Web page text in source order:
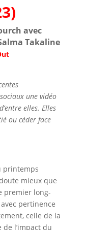
avec
Takaline
une vidéo
elles. Elles
ou céder face
printemps
mieux que
premier long-
pertinence
celle de la
l’impact du